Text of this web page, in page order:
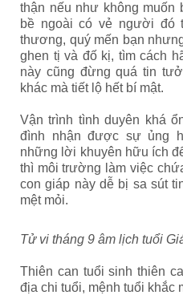
thận nếu như không muốn
bề ngoài có vẻ người đó
thương, quý mến bạn
ghen tị và đố kị, tìm cách
này cũng đừng quá tin
khác mà tiết lộ hết bí mật.
Vận trình tình duyên khá
đình nhận được sự ủng
những lời khuyên hữu ích
thì môi trường làm việc
con giáp này dễ bị sa sút
mệt mỏi.
Tử vi tháng 9 âm lịch tuổi
Thiên can tuổi sinh thiên
địa chi tuổi, mệnh tuổi khắc